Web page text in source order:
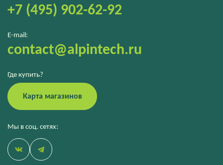
+7 (495) 902-62-92
E-mail:
contact@alpintech.ru
Мы в соц. сетях:
Где купить?
Карта магазинов